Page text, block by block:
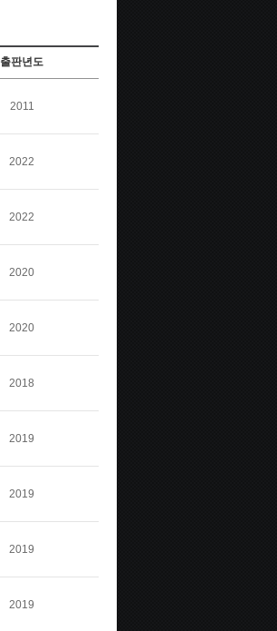
출판년도
2011
2022
2022
2020
2020
2018
2019
2019
2019
2019